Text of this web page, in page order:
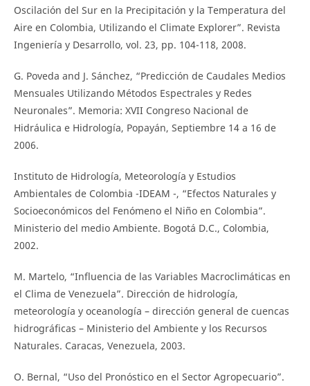
Oscilación del Sur en la Precipitación y la Temperatura del
Aire en Colombia, Utilizando el Climate Explorer”. Revista
Ingeniería y Desarrollo, vol. 23, pp. 104-118, 2008.
G. Poveda and J. Sánchez, “Predicción de Caudales Medios
Mensuales Utilizando Métodos Espectrales y Redes
Neuronales”. Memoria: XVII Congreso Nacional de
Hidráulica e Hidrología, Popayán, Septiembre 14 a 16 de
2006.
Instituto de Hidrología, Meteorología y Estudios
Ambientales de Colombia -IDEAM -, “Efectos Naturales y
Socioeconómicos del Fenómeno el Niño en Colombia”.
Ministerio del medio Ambiente. Bogotá D.C., Colombia,
2002.
M. Martelo, “Influencia de las Variables Macroclimáticas en
el Clima de Venezuela”. Dirección de hidrología,
meteorología y oceanología – dirección general de cuencas
hidrográficas – Ministerio del Ambiente y los Recursos
Naturales. Caracas, Venezuela, 2003.
O. Bernal, “Uso del Pronóstico en el Sector Agropecuario”.